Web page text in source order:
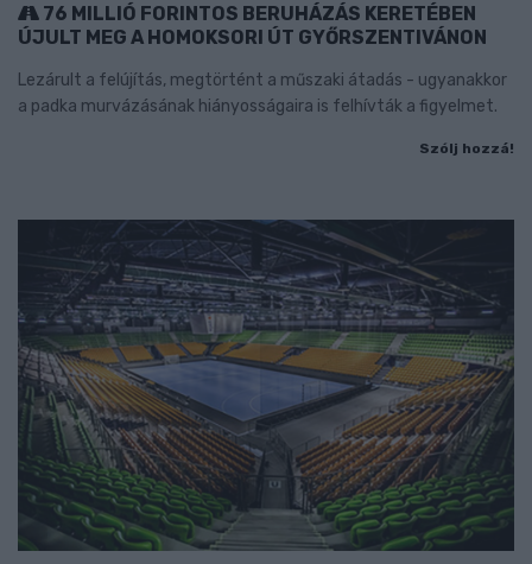
76 MILLIÓ FORINTOS BERUHÁZÁS KERETÉBEN
ÚJULT MEG A HOMOKSORI ÚT GYŐRSZENTIVÁNON
Lezárult a felújítás, megtörtént a műszaki átadás - ugyanakkor
a padka murvázásának hiányosságaira is felhívták a figyelmet.
Szólj hozzá!